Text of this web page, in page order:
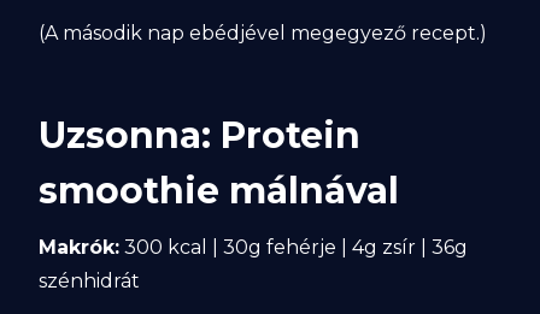
(A második nap ebédjével megegyező recept.)
Uzsonna: Protein
smoothie málnával
Makrók: 300 kcal | 30g fehérje | 4g zsír | 36g
szénhidrát